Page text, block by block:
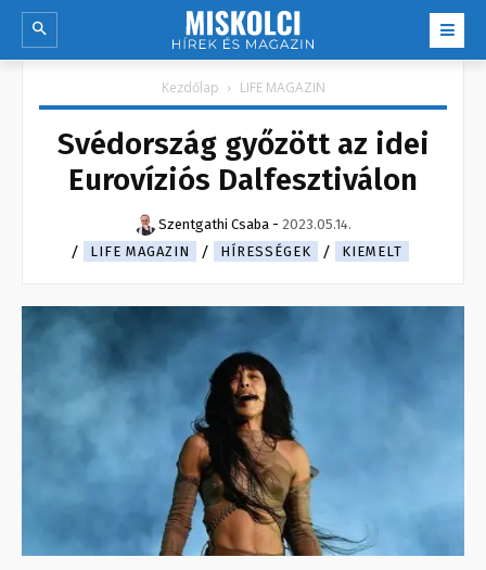
Kezdőlap LIFE MAGAZIN
Svédország győzött az idei
Eurovíziós Dalfesztiválon
Szentgathi Csaba - 2023.05.14.
LIFE MAGAZIN
HÍRESSÉGEK KIEMELT